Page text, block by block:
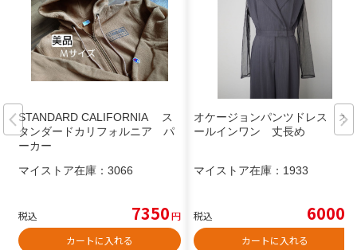
STANDARD CALIFORNIA ス
タンダードカリフォルニア パ
ーカー
マイストア在庫： 3066
税込 7350円
カートに入れる
オケージョンパンツドレス オ
ールインワン 丈長め
マイストア在庫： 1933
税込 6000
カートに入れる